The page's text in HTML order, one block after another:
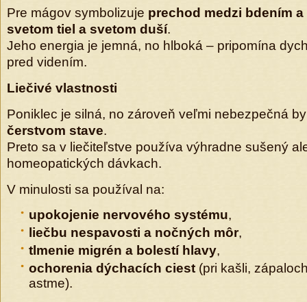
Pre mágov symbolizuje prechod medzi bdením
svetom tiel a svetom duší.
Jeho energia je jemná, no hlboká – pripomína
pred videním.
Liečivé vlastnosti
Poniklec je silná, no zároveň veľmi nebezpečná
čerstvom stave.
Preto sa v liečiteľstve používa výhradne sušený
homeopatických dávkach.
V minulosti sa používal na:
upokojenie nervového systému,
liečbu nespavosti a nočných môr,
tlmenie migrén a bolestí hlavy,
ochorenia dýchacích ciest (pri kašli,
astme).